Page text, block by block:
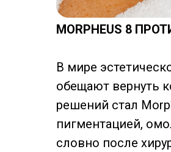
MORPHEUS 8
В мире
обещают вернуть
решений стал
пигментацией,
словно после